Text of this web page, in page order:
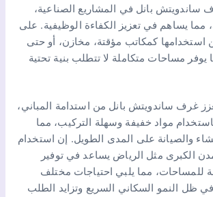
ساندويتش بانل في المشاريع الصناعية،
مما يساهم في تعزيز الكفاءة الوظيفية. على
استخدامها كمكاتب مؤقتة، مخازن، أو حتى
مساحات متكاملة لا تتطلب بنية تحتية
غرف ساندويتش بانل من استدامة المباني،
مواد خفيفة وسهلة التركيب، مما
والصيانة على المدى الطويل. إن استخدام
الكبرى مثل الرياض يساعد في توفير
للمساحات، مما يلبي احتياجات مختلف
ظل النمو السكاني السريع وتزايد الطلب